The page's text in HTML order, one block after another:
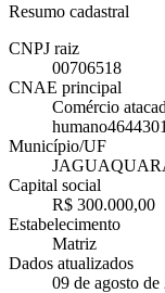
Resumo cadastral
CNPJ raiz
00706518
CNAE principal
Comércio
humano4644301
Município/UF
Capital social
R$ 300.000,00
Estabelecimento
Matriz
Dados atualizados
09 de agosto